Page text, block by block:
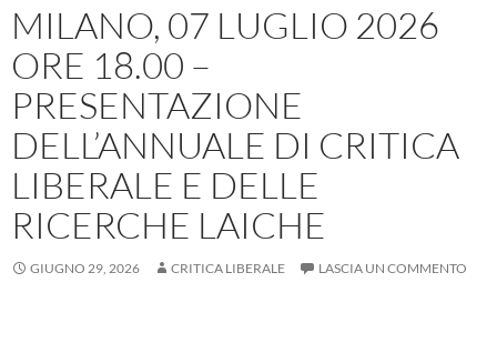
MILANO, 07 LUGLIO 2026
ORE 18.00 –
PRESENTAZIONE
DELL’ANNUALE DI CRITICA
LIBERALE E DELLE
RICERCHE LAICHE
GIUGNO 29, 2026 CRITICA LIBERALE LASCIA UN COMMENTO